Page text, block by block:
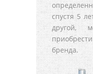
спустя 5
другой,
бренда.